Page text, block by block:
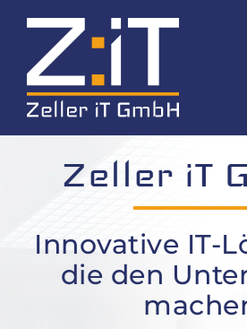
Inhalt
springen
Zeller iT
Innovative IT-
die den